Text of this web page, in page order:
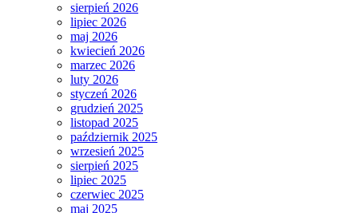
sierpień 2026
lipiec 2026
maj 2026
kwiecień 2026
marzec 2026
luty 2026
styczeń 2026
grudzień 2025
listopad 2025
październik 2025
wrzesień 2025
sierpień 2025
lipiec 2025
czerwiec 2025
maj 2025